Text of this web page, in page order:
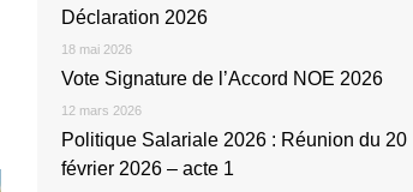
Déclaration 2026
18 mai 2026
Vote Signature de l’Accord NOE 2026
12 mars 2026
Politique Salariale 2026 : Réunion du 20
février 2026 – acte 1